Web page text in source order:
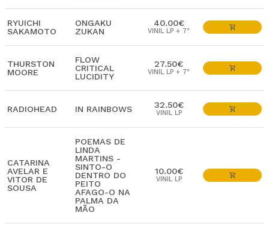
RYUICHI
SAKAMOTO
ONGAKU
ZUKAN
40.00€
VINIL LP + 7"
THURSTON
MOORE
FLOW
CRITICAL
LUCIDITY
27.50€
VINIL LP + 7"
RADIOHEAD IN RAINBOWS 32.50€
VINIL LP
CATARINA
AVELAR E
VITOR DE
SOUSA
POEMAS DE
LINDA
MARTINS -
SINTO-O
DENTRO DO
PEITO
AFAGO-O NA
PALMA DA
MÃO
10.00€
VINIL LP